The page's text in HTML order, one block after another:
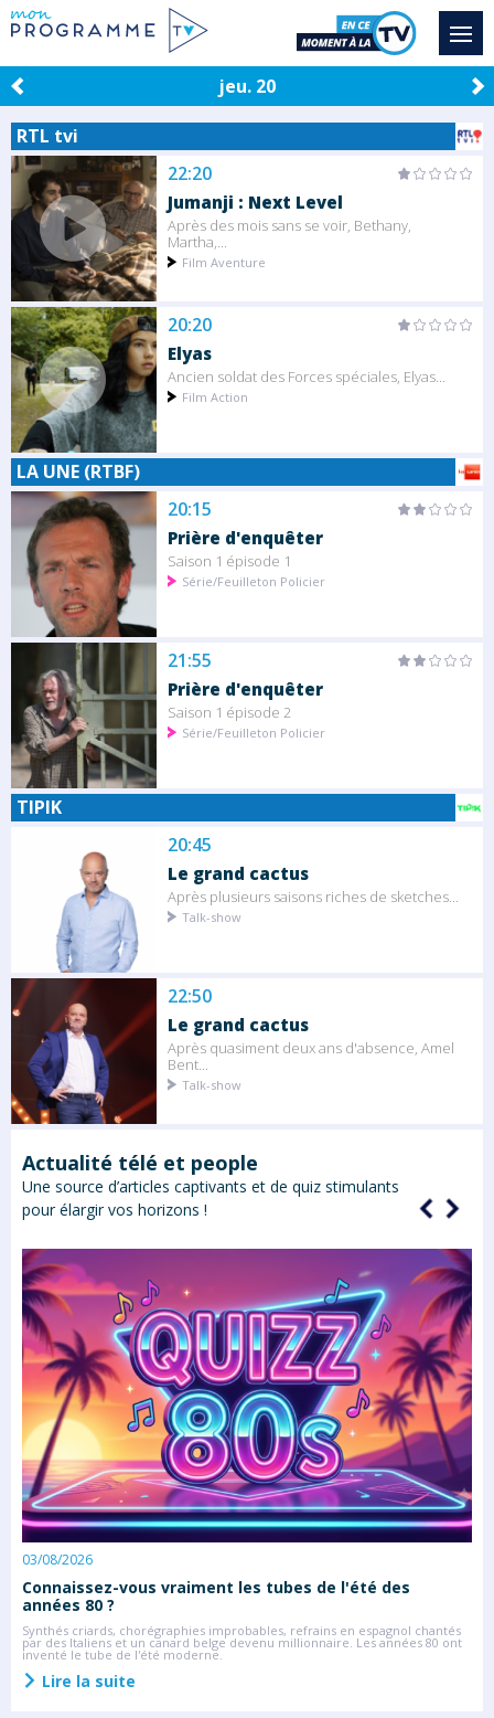
jeu. 20
RTL tvi
22:20
Jumanji : Next Level
Après des mois sans se voir, Bethany,
Martha,...
Film Aventure
20:20
Elyas
Ancien soldat des Forces spéciales, Elyas...
Film Action
LA UNE (RTBF)
20:15
Prière d'enquêter
Saison 1 épisode 1
Série/Feuilleton Policier
21:55
Prière d'enquêter
Saison 1 épisode 2
Série/Feuilleton Policier
TIPIK
20:45
Le grand cactus
Après plusieurs saisons riches de sketches...
Talk-show
22:50
Le grand cactus
Après quasiment deux ans d'absence, Amel
Bent...
Talk-show
Actualité télé et people
Une source d’articles captivants et de quiz stimulants
pour élargir vos horizons !
03/08/2026
Connaissez-vous vraiment les tubes de l'été des
années 80 ?
Synthés criards, chorégraphies improbables, refrains en espagnol chantés
par des Italiens et un canard belge devenu millionnaire. Les années 80 ont
inventé le tube de l'été moderne.
Lire la suite